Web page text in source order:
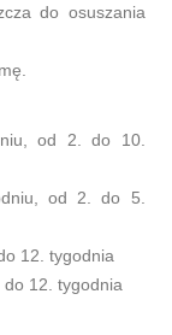
do osuszania
od 2. do 10.
od 2. do 5.
12. tygodnia
12. tygodnia